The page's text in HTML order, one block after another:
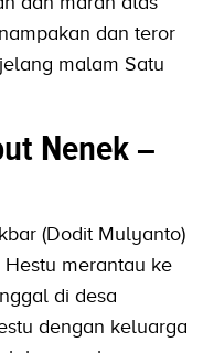
dan teror
malam Satu
Nenek –
(Dodit Mulyanto)
merantau ke
di desa
dengan keluarga